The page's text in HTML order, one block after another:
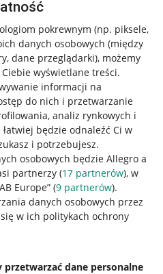
pokrewnym (np. piksele,
danych osobowych (między
dane przeglądarki), możemy
wyświetlane treści.
informacji na
do nich i przetwarzanie
analiz rynkowych i
będzie odnaleźć Ci w
i potrzebujesz.
osobowych będzie Allegro a
partnerzy (17 partnerów), w
Europe” (9 partnerów).
danych osobowych przez
w ich politykach ochrony
dane personalne